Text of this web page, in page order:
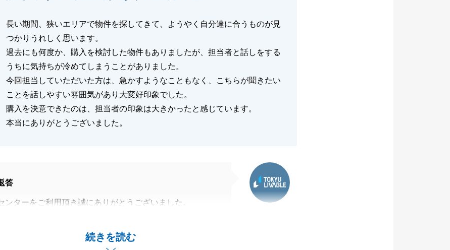
長い期間、狭いエリアで物件を探してきて、ようやく自分達に合うものが見
つかりうれしく思います。
過去にも何度か、購入を検討した物件もありましたが、担当者と話しをする
うちに気持ちが冷めてしまうことがありました。
今回担当していただいた方は、急かすようなこともなく、こちらが聞きたい
ことを話しやすい雰囲気があり大変好印象でした。
購入を決意できたのは、担当者の印象は大きかったと感じています。
本当にありがとうございました。
続きを読む
答
ンターをご利用頂き誠にありがとうございました。
ろとお話が出来ました事嬉しく思います。
お困りのことなどがございましたら、お気軽にお声がけく